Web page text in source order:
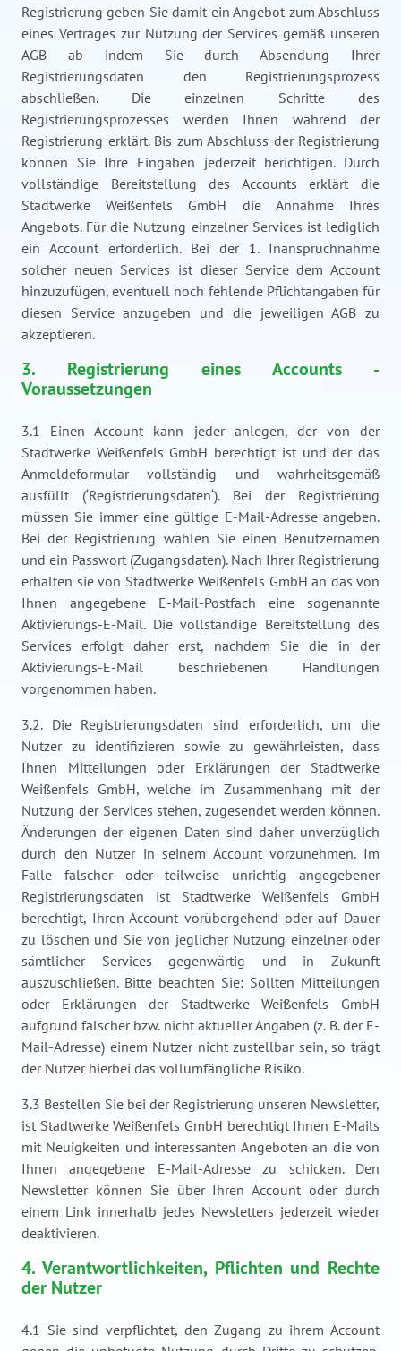
Registrierung geben Sie damit ein Angebot zum Abschluss
eines Vertrages zur Nutzung der Services gemäß unseren
AGB ab indem Sie durch Absendung Ihrer
Registrierungsdaten den Registrierungsprozess
abschließen. Die einzelnen Schritte des
Registrierungsprozesses werden Ihnen während der
Registrierung erklärt. Bis zum Abschluss der Registrierung
können Sie Ihre Eingaben jederzeit berichtigen. Durch
vollständige Bereitstellung des Accounts erklärt die
Stadtwerke Weißenfels GmbH die Annahme Ihres
Angebots. Für die Nutzung einzelner Services ist lediglich
ein Account erforderlich. Bei der 1. Inanspruchnahme
solcher neuen Services ist dieser Service dem Account
hinzuzufügen, eventuell noch fehlende Pflichtangaben für
diesen Service anzugeben und die jeweiligen AGB zu
akzeptieren.
3. Registrierung eines Accounts -
Voraussetzungen
3.1 Einen Account kann jeder anlegen, der von der
Stadtwerke Weißenfels GmbH berechtigt ist und der das
Anmeldeformular vollständig und wahrheitsgemäß
ausfüllt (‘Registrierungsdaten‘). Bei der Registrierung
müssen Sie immer eine gültige E-Mail-Adresse angeben.
Bei der Registrierung wählen Sie einen Benutzernamen
und ein Passwort (Zugangsdaten). Nach Ihrer Registrierung
erhalten sie von Stadtwerke Weißenfels GmbH an das von
Ihnen angegebene E-Mail-Postfach eine sogenannte
Aktivierungs-E-Mail. Die vollständige Bereitstellung des
Services erfolgt daher erst, nachdem Sie die in der
Aktivierungs-E-Mail beschriebenen Handlungen
vorgenommen haben.
3.2. Die Registrierungsdaten sind erforderlich, um die
Nutzer zu identifizieren sowie zu gewährleisten, dass
Ihnen Mitteilungen oder Erklärungen der Stadtwerke
Weißenfels GmbH, welche im Zusammenhang mit der
Nutzung der Services stehen, zugesendet werden können.
Änderungen der eigenen Daten sind daher unverzüglich
durch den Nutzer in seinem Account vorzunehmen. Im
Falle falscher oder teilweise unrichtig angegebener
Registrierungsdaten ist Stadtwerke Weißenfels GmbH
berechtigt, Ihren Account vorübergehend oder auf Dauer
zu löschen und Sie von jeglicher Nutzung einzelner oder
sämtlicher Services gegenwärtig und in Zukunft
auszuschließen. Bitte beachten Sie: Sollten Mitteilungen
oder Erklärungen der Stadtwerke Weißenfels GmbH
aufgrund falscher bzw. nicht aktueller Angaben (z. B. der E-
Mail-Adresse) einem Nutzer nicht zustellbar sein, so trägt
der Nutzer hierbei das vollumfängliche Risiko.
3.3 Bestellen Sie bei der Registrierung unseren Newsletter,
ist Stadtwerke Weißenfels GmbH berechtigt Ihnen E-Mails
mit Neuigkeiten und interessanten Angeboten an die von
Ihnen angegebene E-Mail-Adresse zu schicken. Den
Newsletter können Sie über Ihren Account oder durch
einem Link innerhalb jedes Newsletters jederzeit wieder
deaktivieren.
4. Verantwortlichkeiten, Pflichten und Rechte
der Nutzer
4.1 Sie sind verpflichtet, den Zugang zu ihrem Account